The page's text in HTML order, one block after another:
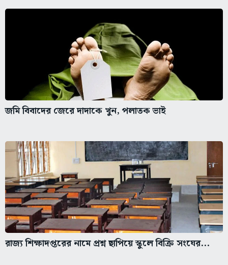
জমি বিবাদের জেরে দাদাকে খুন, পলাতক ভাই
রাজ্য শিক্ষাদপ্তরের নামে প্রশ্ন ছাপিয়ে স্কুলে বিক্রি সংঘের...